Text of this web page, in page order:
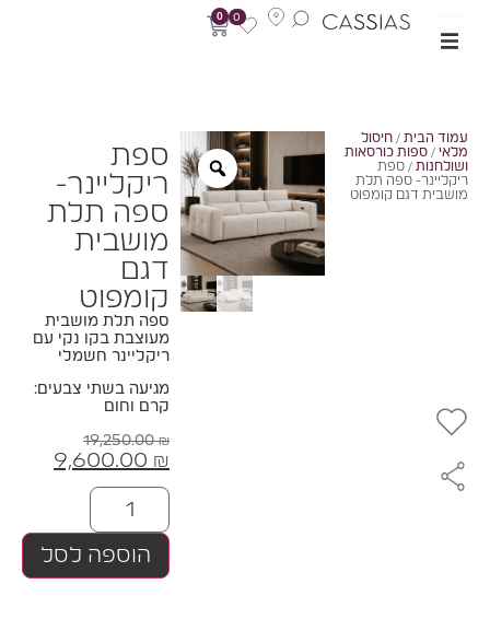
0
הבית/חיסול
/ספות כורסאות
/ ספת
ספה תלת
דגם קומפוט
ספת
ריקליינר-
ספה תלת
מושבית
דגם
קומפוט
ספה תלת מושבית
מעוצבת בקו נקי עם
ריקליינר חשמלי
מגיעה בשתי צבעים:
קרם וחום
19,250.00
9,600.00
הוספה לסל